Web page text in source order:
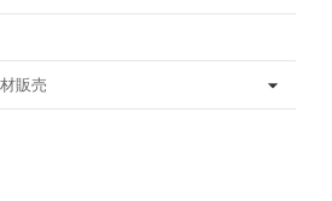
販売